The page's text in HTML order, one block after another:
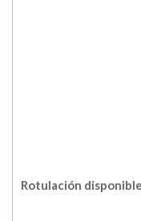
Rotulación